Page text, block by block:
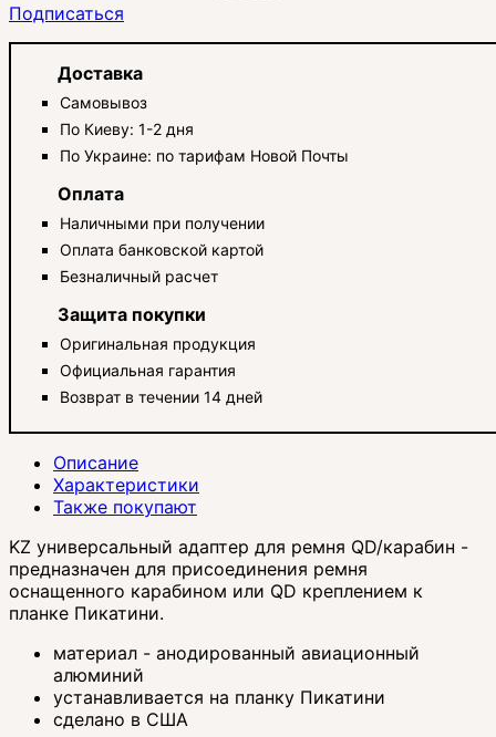
Подписаться
Доставка
Самовывоз
По Киеву: 1-2 дня
По Украине: по тарифам Новой Почты
Оплата
Наличными при получении
Оплата банковской картой
Безналичный расчет
Защита покупки
Оригинальная продукция
Официальная гарантия
Возврат в течении 14 дней
Описание
Характеристики
Также покупают
KZ универсальный адаптер для ремня QD/карабин -
предназначен для присоединения ремня
оснащенного карабином или QD креплением к
планке Пикатини.
материал - анодированный авиационный
алюминий
устанавливается на планку Пикатини
сделано в США